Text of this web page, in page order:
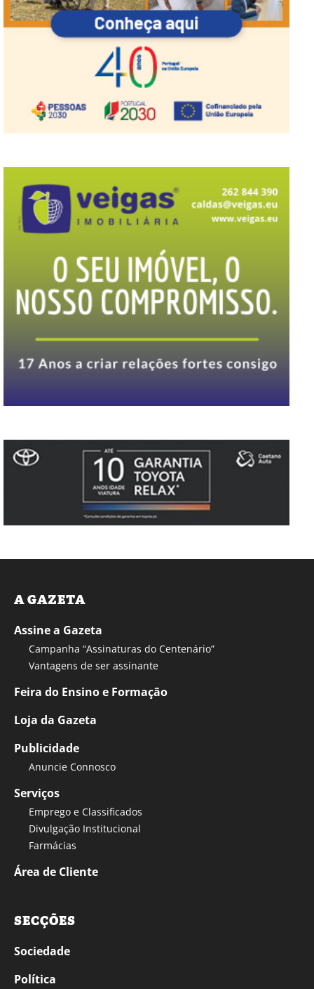
A GAZETA
Assine a Gazeta
Campanha “Assinaturas do Centenário”
Vantagens de ser assinante
Feira do Ensino e Formação
Loja da Gazeta
Publicidade
Anuncie Connosco
Serviços
Emprego e Classificados
Divulgação Institucional
Farmácias
Área de Cliente
SECÇÕES
Sociedade
Política